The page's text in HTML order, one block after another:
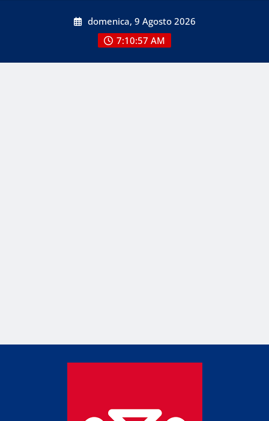
domenica, 9 Agosto 2026
7:10:59 AM